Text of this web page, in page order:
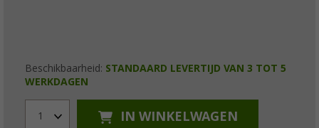
Beschikbaarheid: STANDAARD LEVERTIJD VAN 3 TOT 5
WERKDAGEN
1 IN WINKELWAGEN